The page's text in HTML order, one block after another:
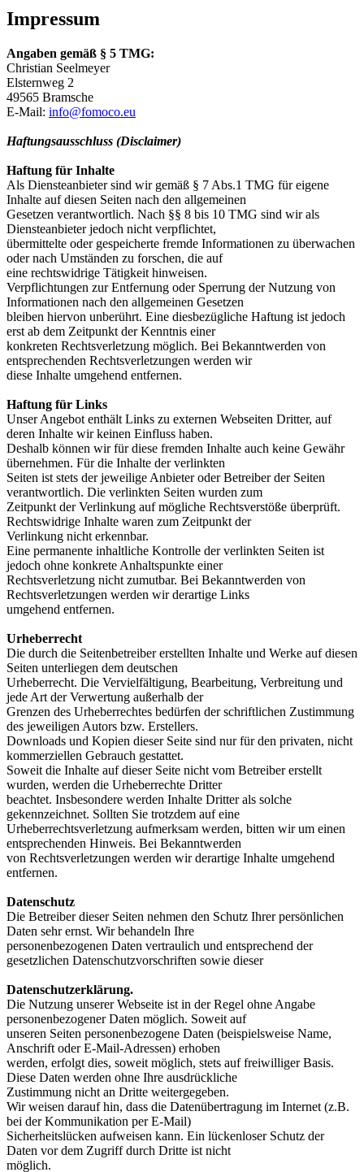
Beitrag
Impressum
Angaben gemäß § 5 TMG:
Christian Seelmeyer
Elsternweg 2
49565 Bramsche
E-Mail: info@fomoco.eu
Haftungsausschluss (Disclaimer)
Haftung für Inhalte
Als Diensteanbieter sind wir gemäß § 7 Abs.1 TMG für eigene
Inhalte auf diesen Seiten nach den allgemeinen
Gesetzen verantwortlich. Nach §§ 8 bis 10 TMG sind wir als
Diensteanbieter jedoch nicht verpflichtet,
übermittelte oder gespeicherte fremde Informationen zu überwachen
oder nach Umständen zu forschen, die auf
eine rechtswidrige Tätigkeit hinweisen.
Verpflichtungen zur Entfernung oder Sperrung der Nutzung von
Informationen nach den allgemeinen Gesetzen
bleiben hiervon unberührt. Eine diesbezügliche Haftung ist jedoch
erst ab dem Zeitpunkt der Kenntnis einer
konkreten Rechtsverletzung möglich. Bei Bekanntwerden von
entsprechenden Rechtsverletzungen werden wir
diese Inhalte umgehend entfernen.
Haftung für Links
Unser Angebot enthält Links zu externen Webseiten Dritter, auf
deren Inhalte wir keinen Einfluss haben.
Deshalb können wir für diese fremden Inhalte auch keine Gewähr
übernehmen. Für die Inhalte der verlinkten
Seiten ist stets der jeweilige Anbieter oder Betreiber der Seiten
verantwortlich. Die verlinkten Seiten wurden zum
Zeitpunkt der Verlinkung auf mögliche Rechtsverstöße überprüft.
Rechtswidrige Inhalte waren zum Zeitpunkt der
Verlinkung nicht erkennbar.
Eine permanente inhaltliche Kontrolle der verlinkten Seiten ist
jedoch ohne konkrete Anhaltspunkte einer
Rechtsverletzung nicht zumutbar. Bei Bekanntwerden von
Rechtsverletzungen werden wir derartige Links
umgehend entfernen.
Urheberrecht
Die durch die Seitenbetreiber erstellten Inhalte und Werke auf diesen
Seiten unterliegen dem deutschen
Urheberrecht. Die Vervielfältigung, Bearbeitung, Verbreitung und
jede Art der Verwertung außerhalb der
Grenzen des Urheberrechtes bedürfen der schriftlichen Zustimmung
des jeweiligen Autors bzw. Erstellers.
Downloads und Kopien dieser Seite sind nur für den privaten, nicht
kommerziellen Gebrauch gestattet.
Soweit die Inhalte auf dieser Seite nicht vom Betreiber erstellt
wurden, werden die Urheberrechte Dritter
beachtet. Insbesondere werden Inhalte Dritter als solche
gekennzeichnet. Sollten Sie trotzdem auf eine
Urheberrechtsverletzung aufmerksam werden, bitten wir um einen
entsprechenden Hinweis. Bei Bekanntwerden
von Rechtsverletzungen werden wir derartige Inhalte umgehend
entfernen.
Datenschutz
Die Betreiber dieser Seiten nehmen den Schutz Ihrer persönlichen
Daten sehr ernst. Wir behandeln Ihre
personenbezogenen Daten vertraulich und entsprechend der
gesetzlichen Datenschutzvorschriften sowie dieser
Datenschutzerklärung.
Die Nutzung unserer Webseite ist in der Regel ohne Angabe
personenbezogener Daten möglich. Soweit auf
unseren Seiten personenbezogene Daten (beispielsweise Name,
Anschrift oder E-Mail-Adressen) erhoben
werden, erfolgt dies, soweit möglich, stets auf freiwilliger Basis.
Diese Daten werden ohne Ihre ausdrückliche
Zustimmung nicht an Dritte weitergegeben.
Wir weisen darauf hin, dass die Datenübertragung im Internet (z.B.
bei der Kommunikation per E-Mail)
Sicherheitslücken aufweisen kann. Ein lückenloser Schutz der
Daten vor dem Zugriff durch Dritte ist nicht
möglich.